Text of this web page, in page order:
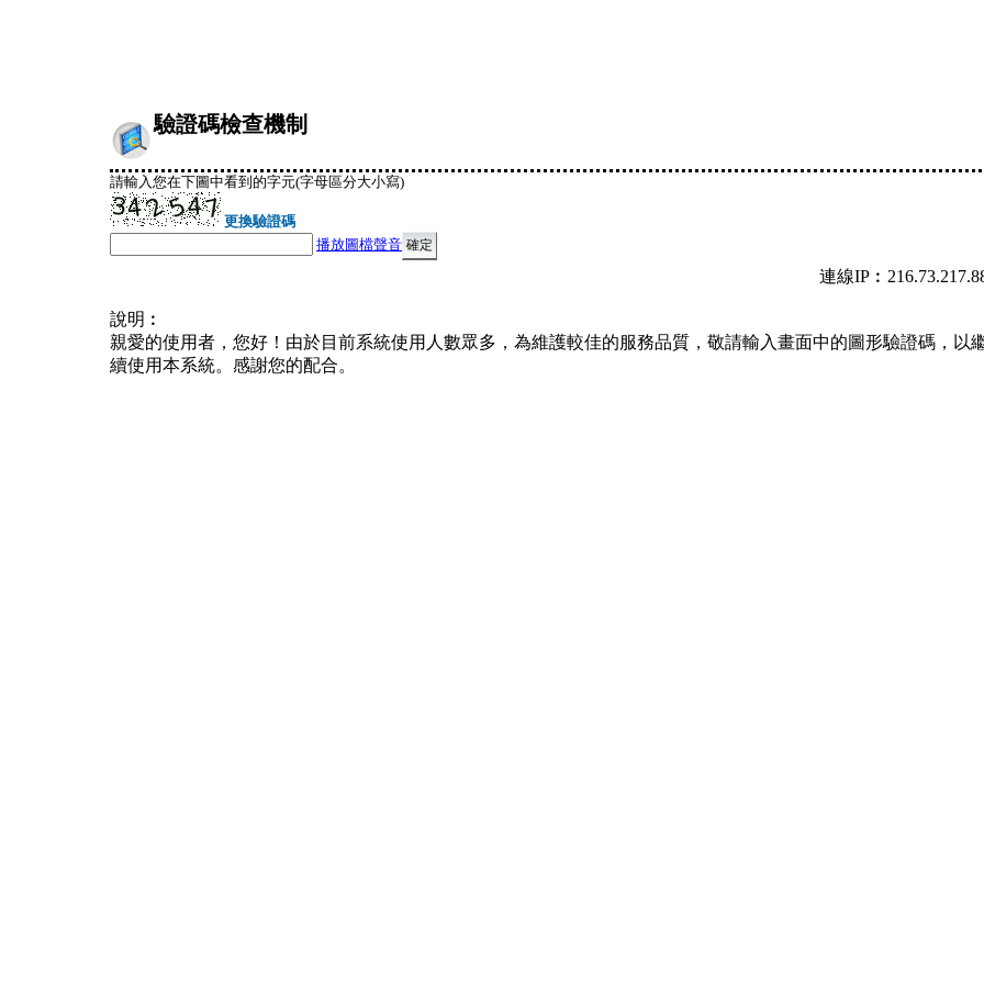
驗證碼檢查機制
請輸入您在下圖中看到的字元(字母區分大小寫)
更換驗證碼
播放圖檔聲音
連線
說明︰
親愛的使用者，您好！由於目前系統使用人數眾多，為維護較佳的服務品質，敬請輸入畫面中的圖形驗證碼，以
續使用本系統。感謝您的配合。